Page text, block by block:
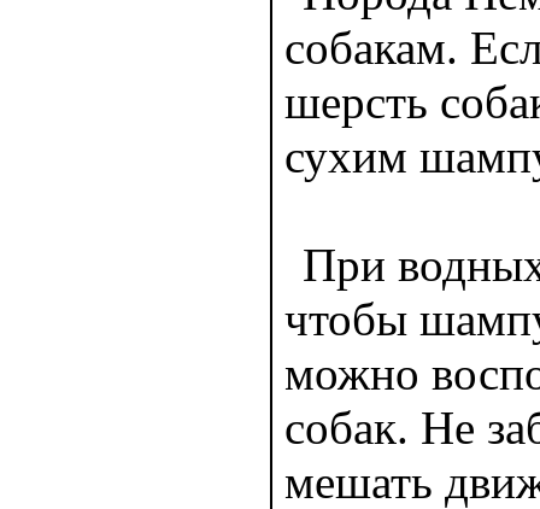
собакам.
шерсть
сухим
При
чтобы
можно
собак. Не
мешать